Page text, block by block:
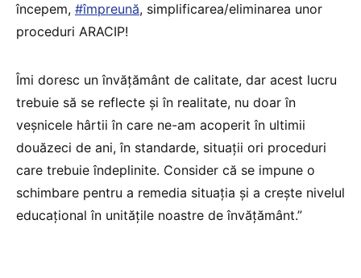
începem, #împreună, simplificarea/eliminarea unor
proceduri ARACIP!
Îmi doresc un învățământ de calitate, dar acest lucru
trebuie să se reflecte și în realitate, nu doar în
veșnicele hârtii în care ne-am acoperit în ultimii
douăzeci de ani, în standarde, situații ori proceduri
care trebuie îndeplinite. Consider că se impune o
schimbare pentru a remedia situația și a crește nivelul
educațional în unitățile noastre de învățământ.”